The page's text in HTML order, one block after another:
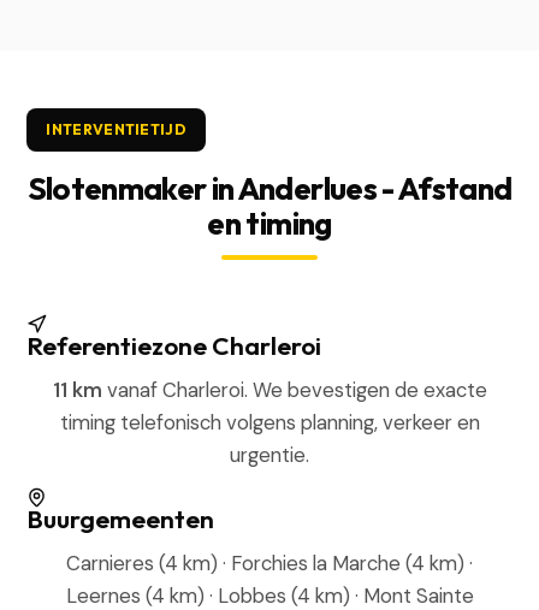
INTERVENTIETIJD
Slotenmaker in Anderlues - Afstand
en timing
Referentiezone Charleroi
11 km vanaf Charleroi. We bevestigen de exacte
timing telefonisch volgens planning, verkeer en
urgentie.
Buurgemeenten
Carnieres (4 km) · Forchies la Marche (4 km) ·
Leernes (4 km) · Lobbes (4 km) · Mont Sainte